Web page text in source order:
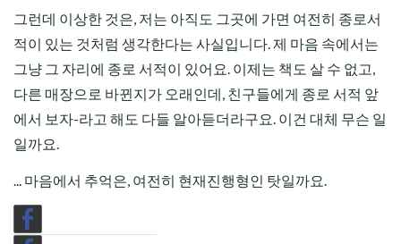
그런데 이상한 것은, 저는 아직도 그곳에 가면 여전히 종로서
적이 있는 것처럼 생각한다는 사실입니다. 제 마음 속에서는
그냥 그 자리에 종로 서적이 있어요. 이제는 책도 살 수 없고,
다른 매장으로 바뀐지가 오래인데, 친구들에게 종로 서적 앞
에서 보자-라고 해도 다들 알아듣더라구요. 이건 대체 무슨 일
일까요.
... 마음에서 추억은, 여전히 현재진행형인 탓일까요.